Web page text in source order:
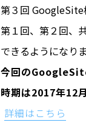
第３回 GoogleSite
第１回、第２回、
できるようになり
今回の
時期は2017年12
詳細はこちら